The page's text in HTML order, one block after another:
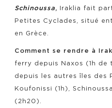
Schinoussa, Iraklia fait
Petites Cyclades, situé
en Grèce.
Comment se rendre à
ferry depuis Naxos (1h de
depuis les autres îles des
Koufonissi (1h),
(2h20).